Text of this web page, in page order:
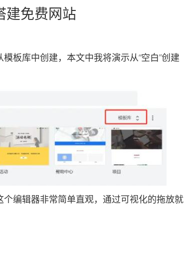
建免费网站
板库中创建，本文中我将演示从“空白”创建
编辑器非常简单直观，通过可视化的拖放就